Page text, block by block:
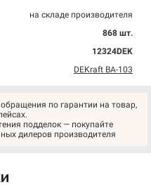
на складе производителя
868 шт.
12324DEK
DEKraft ВА-103
по гарантии на товар,
подделок — покупайте
дилеров производителя